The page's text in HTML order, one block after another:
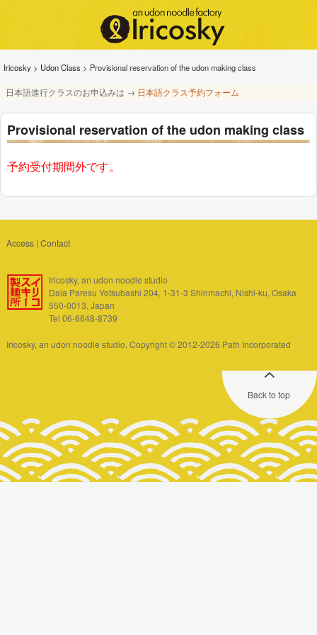
Iricosky > Udon Class > Provisional reservation of the udon making class
日本語進行クラスのお申込みは → 日本語クラス予約フォーム
Provisional reservation of the udon making class
予約受付期間外です。
Access| Contact
Iricosky, an udon noodle studio
Daia Paresu Yotsubashi 204, 1-31-3 Shinmachi, Nishi-ku, Osaka
550-0013, Japan
Tel 06-6648-8739
Iricosky, an udon noodle studio. Copyright © 2012-2026 Path Incorporated
Back to top